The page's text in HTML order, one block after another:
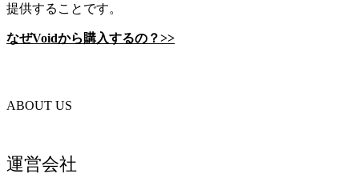
提供することです。
なぜVoidから購入するの？>>
ABOUT US
運営会社